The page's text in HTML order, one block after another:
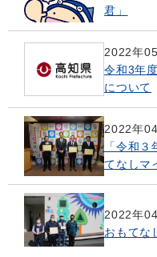
君」
2022年
令和3年
について
2022年
「令和
てなしマ
2022年
おもてな